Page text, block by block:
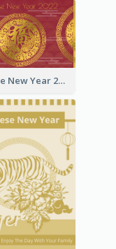
Chinese New Year 2022 Golden Greeting Card